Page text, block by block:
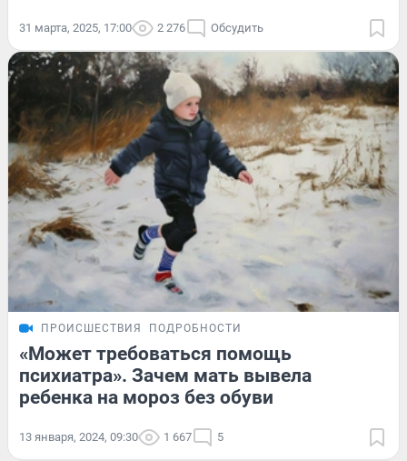
31 марта, 2025, 17:00 2 276 Обсудить
ПРОИСШЕСТВИЯ ПОДРОБНОСТИ
«Может требоваться помощь
психиатра». Зачем мать вывела
ребенка на мороз без обуви
13 января, 2024, 09:30 1 667 5